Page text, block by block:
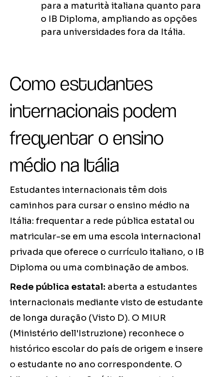
para a maturità italiana quanto para
o IB Diploma, ampliando as opções
para universidades fora da Itália.
Como estudantes
internacionais podem
frequentar o ensino
médio na Itália
Estudantes internacionais têm dois
caminhos para cursar o ensino médio na
Itália: frequentar a rede pública estatal ou
matricular-se em uma escola internacional
privada que oferece o currículo italiano, o IB
Diploma ou uma combinação de ambos.
Rede pública estatal: aberta a estudantes
internacionais mediante visto de estudante
de longa duração (Visto D). O MIUR
(Ministério dell'Istruzione) reconhece o
histórico escolar do país de origem e insere
o estudante no ano correspondente. O